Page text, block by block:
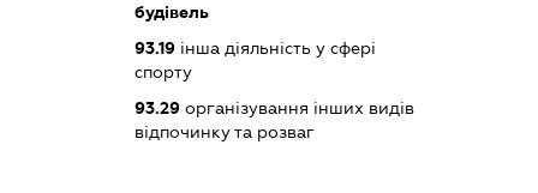
будівель
93.19інша діяльність у сфері
спорту
93.29організування інших видів
відпочинку та розваг